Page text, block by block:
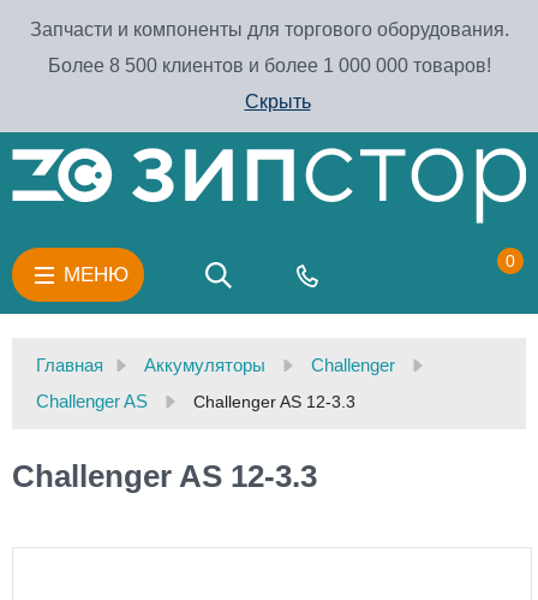
Запчасти и компоненты для торгового оборудования.
Более 8 500 клиентов и более 1 000 000 товаров!
Скрыть
МЕНЮ
0
Главная Аккумуляторы
Challenger
Challenger AS
Challenger AS 12-3.3
Challenger AS 12-3.3